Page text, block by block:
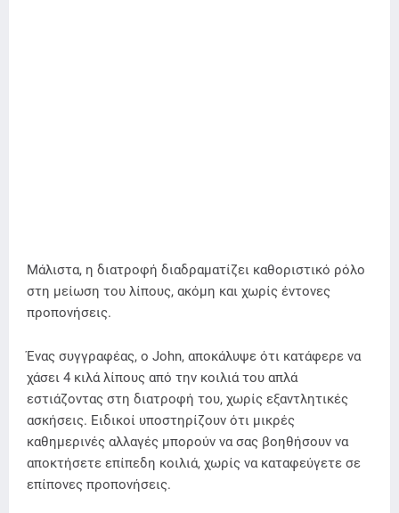
Μάλιστα, η διατροφή διαδραματίζει καθοριστικό ρόλο
στη μείωση του λίπους, ακόμη και χωρίς έντονες
προπονήσεις.
Ένας συγγραφέας, ο John, αποκάλυψε ότι κατάφερε να
χάσει 4 κιλά λίπους από την κοιλιά του απλά
εστιάζοντας στη διατροφή του, χωρίς εξαντλητικές
ασκήσεις. Ειδικοί υποστηρίζουν ότι μικρές
καθημερινές αλλαγές μπορούν να σας βοηθήσουν να
αποκτήσετε επίπεδη κοιλιά, χωρίς να καταφεύγετε σε
επίπονες προπονήσεις.